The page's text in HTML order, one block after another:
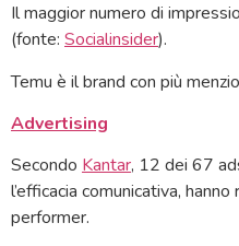
Il maggior numero di
(fonte: Socialinsider).
Temu è il brand con più
Advertising
Secondo Kantar, 12 dei 67
l’efficacia comunicativa,
performer.